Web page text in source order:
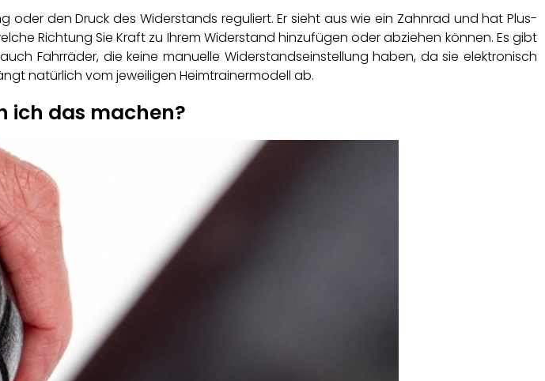
oder den Druck des Widerstands reguliert. Er sieht aus wie ein Zahnrad und hat Plus-
Richtung Sie Kraft zu Ihrem Widerstand hinzufügen oder abziehen können. Es gibt
Fahrräder, die keine manuelle Widerstandseinstellung haben, da sie elektronisch
natürlich vom jeweiligen Heimtrainermodell ab.
ich das machen?